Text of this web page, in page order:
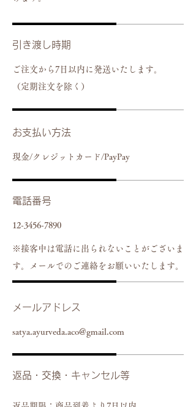
引き渡し時期
ご注文から7日以内に発送いたします。
​（定期注文を除く）
お支払い方法
現金/クレジットカード/PayPay
電話番号
12-3456-7890
※​接客中は電話に出られないことがございま
す。メールでのご連絡をお願いいたします。
メールアドレス
satya.ayurveda.aco@gmail.com
返品・交換・キャンセル等